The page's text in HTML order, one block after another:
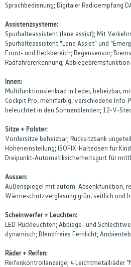
Sprachbedienung; Digitaler Radioempfang
Assistenzsysteme:
Spurhalteassistent (lane assist); Mit
Spurhalteassistent "Lane Assist" und
Front- und Heckbereich; Regensensor;
Radfahrererkennung;
Innen:
Multifunktionslenkrad in Leder, beheizbar,
Cockpit Pro, mehrfarbig, verschiedene
beleuchtet in den Sonnenblenden; 12-V-
Sitze + Polster:
Vordersitze beheizbar; Rücksitzbank
Höheneinstellung; ISOFIX-Halteösen für
Dreipunkt-Automatiksicherheitsgurt für
Aussen:
Außenspiegel mit autom. Absenkfunktion,
Wärmeschutzverglasung grün, seitlich und
Scheinwerfer + Leuchten:
LED-Rückleuchten; Abbiege- und
dynamisch; Blendfreies Fernlicht;
Räder + Reifen:
Reifenkontrollanzeige; 4 Leichtmetallräder